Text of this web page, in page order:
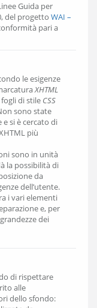
Guida per
del progetto WAI –
pari a
le esigenze
XHTML
di stile CSS
sono state
si è cercato di
più
sono in unità
la possibilità di
da
dell’utente.
i vari elementi
e, per
dei
di rispettare
alle
dello sfondo: